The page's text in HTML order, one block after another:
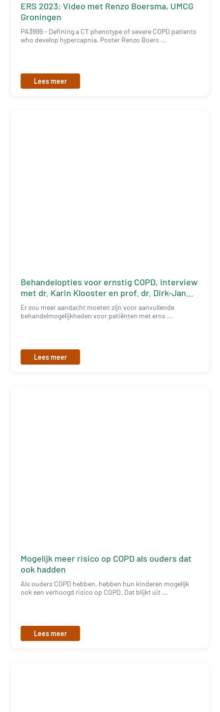
ERS 2023: Video met Renzo Boersma, UMCG
Groningen
PA3999 - Defining a CT phenotype of severe COPD patients
who develop hypercapnia. Poster Renzo Boers ...
Lees meer
Behandelopties voor ernstig COPD, interview
met dr. Karin Klooster en prof. dr. Dirk-Jan
Slebos
Er zou meer aandacht moeten zijn voor aanvullende
behandelmogelijkheden voor patiënten met erns ...
Lees meer
Mogelijk meer risico op COPD als ouders dat
ook hadden
Als ouders COPD hebben, hebben hun kinderen mogelijk
ook een verhoogd risico op COPD. Dat blijkt uit ...
Lees meer